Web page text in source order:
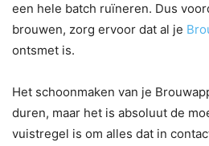
een hele batch ruïneren. Dus
brouwen, zorg ervoor dat al je
ontsmet is.
Het schoonmaken van je
duren, maar het is absoluut de
vuistregel is om alles dat in